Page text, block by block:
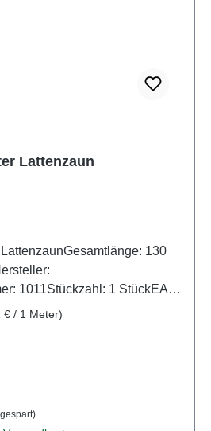
Lattenzaun
130
1011Stückzahl: 1 StückEAN:
Zäune und
€ / 1 Meter)